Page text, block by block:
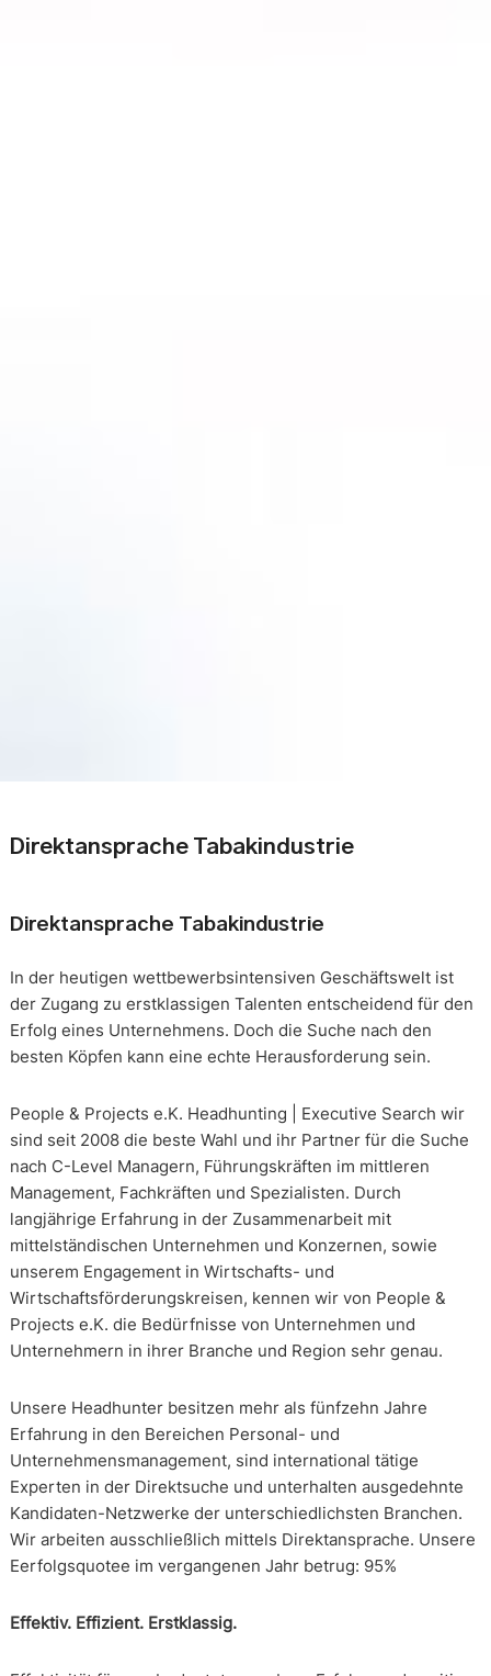
Direktansprache Tabakindustrie
Direktansprache Tabakindustrie
In der heutigen wettbewerbsintensiven Geschäftswelt ist
der Zugang zu erstklassigen Talenten entscheidend für den
Erfolg eines Unternehmens. Doch die Suche nach den
besten Köpfen kann eine echte Herausforderung sein.
People & Projects e.K. Headhunting | Executive Search wir
sind seit 2008 die beste Wahl und ihr Partner für die Suche
nach C-Level Managern, Führungskräften im mittleren
Management, Fachkräften und Spezialisten. Durch
langjährige Erfahrung in der Zusammenarbeit mit
mittelständischen Unternehmen und Konzernen, sowie
unserem Engagement in Wirtschafts- und
Wirtschaftsförderungskreisen, kennen wir von People &
Projects e.K. die Bedürfnisse von Unternehmen und
Unternehmern in ihrer Branche und Region sehr genau.
Unsere Headhunter besitzen mehr als fünfzehn Jahre
Erfahrung in den Bereichen Personal- und
Unternehmensmanagement, sind international tätige
Experten in der Direktsuche und unterhalten ausgedehnte
Kandidaten-Netzwerke der unterschiedlichsten Branchen.
Wir arbeiten ausschließlich mittels Direktansprache. Unsere
Eerfolgsquotee im vergangenen Jahr betrug: 95%
Effektiv. Effizient. Erstklassig.